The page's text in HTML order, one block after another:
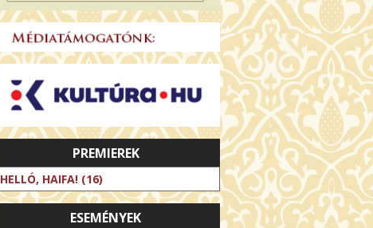
PREMIEREK
HELLÓ, HAIFA! (16)
ESEMÉNYEK